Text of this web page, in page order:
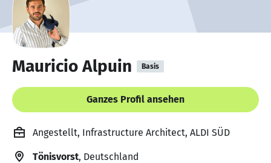
Mauricio Alpuin Basis
Ganzes Profil ansehen
Angestellt, Infrastructure Architect, ALDI SÜD
Tönisvorst, Deutschland